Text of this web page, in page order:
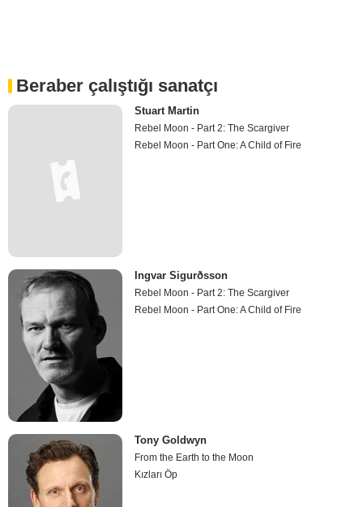
Beraber çalıştığı sanatçı
Stuart Martin
Rebel Moon - Part 2: The Scargiver
Rebel Moon - Part One: A Child of Fire
Ingvar Sigurðsson
Rebel Moon - Part 2: The Scargiver
Rebel Moon - Part One: A Child of Fire
Tony Goldwyn
From the Earth to the Moon
Kızları Öp